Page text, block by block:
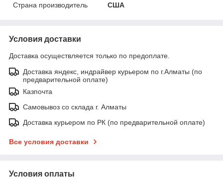
Страна производитель
США
Условия доставки
Доставка осуществляется только по предоплате.
Доставка яндекс, индрайвер курьером по г.Алматы (по
предварительной оплате)
Казпочта
Самовывоз со склада г. Алматы
Доставка курьером по РК (по предварительной оплате)
Все условия доставки
Условия оплаты